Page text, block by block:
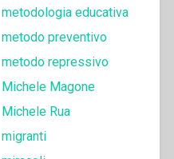
metodologia educativa
metodo preventivo
metodo repressivo
Michele Magone
Michele Rua
migranti